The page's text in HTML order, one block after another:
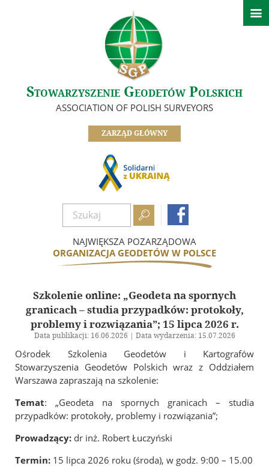
Stowarzyszenie Geodetów Polskich
ASSOCIATION OF POLISH SURVEYORS
ZARZĄD GŁÓWNY
 
NAJWIĘKSZA POZARZĄDOWA
ORGANIZACJA GEODETÓW W POLSCE

Aktualności
Informacje Zarządu Głównego
Informacje z oddziałów SGP
Ważne informacje
O nas
Zarząd
Informacje z komisji, sekcji i klubów
Odznaczeni Członkowie
Historia SGP
Dokumenty
Zostań członkiem
Nasze referencje
Geodezyjna Osnowa Pamięci
Rzeczoznawcy SGP
Członkowie wspierający
Szkolenia i Konferencje
Kalendarz wydarzeń
Konferencja GSW 2027
Konferencja ICC 2027
Szkolenie online: „Geodeta na spornych
granicach – studia przypadków: protokoły,
problemy i rozwiązania”; 15 lipca 2026 r.
Data publikacji: 16.06.2026 | Data wydarzenia: 15.07.2026
Ośrodek Szkolenia Geodetów i Kartografów
Stowarzyszenia Geodetów Polskich wraz z Oddziałem
Warszawa zapraszają na szkolenie:
Temat: „Geodeta na spornych granicach – studia
przypadków: protokoły, problemy i rozwiązania”;
Prowadzący: dr inż. Robert Łuczyński
Termin: 15 lipca 2026 roku (środa), w godz. 9:00 – 15.00